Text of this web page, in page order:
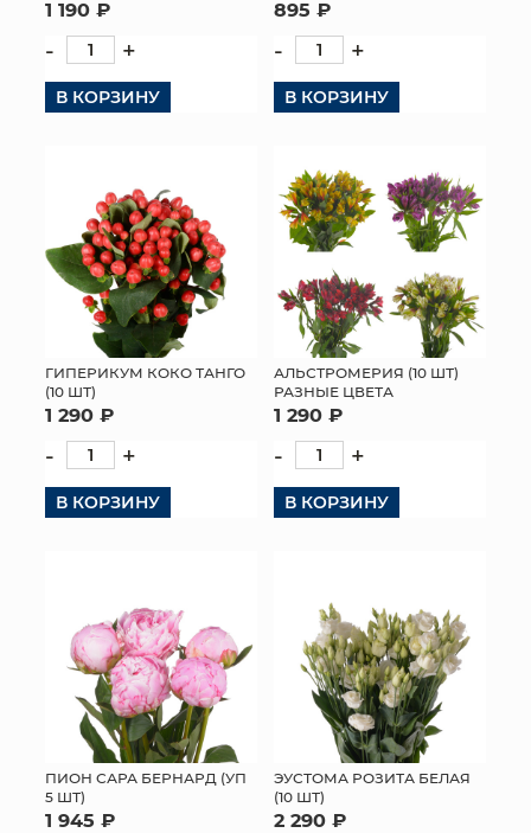
1 190 ₽
- +
В КОРЗИНУ
895 ₽
- +
В КОРЗИНУ
ГИПЕРИКУМ КОКО ТАНГО
(10 ШТ)
1 290 ₽
- +
В КОРЗИНУ
АЛЬСТРОМЕРИЯ (10 ШТ)
РАЗНЫЕ ЦВЕТА
1 290 ₽
- +
В КОРЗИНУ
ПИОН САРА БЕРНАРД (УП
5 ШТ)
1 945 ₽
ЭУСТОМА РОЗИТА БЕЛАЯ
(10 ШТ)
2 290 ₽